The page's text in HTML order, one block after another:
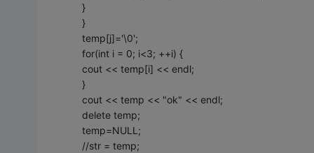
}
}
temp[j]='\0';
for(int i = 0; i<3; ++i) {
cout << temp[i] << endl;
}
cout << temp << "ok" << endl;
delete temp;
temp=NULL;
//str = temp;